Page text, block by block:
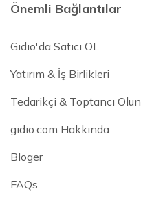
Önemli Bağlantılar
Gidio'da Satıcı OL
Yatırım & İş Birlikleri
Tedarikçi & Toptancı Olun
gidio.com Hakkında
Bloger
FAQs